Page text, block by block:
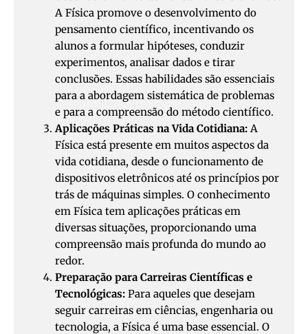
A Física promove o desenvolvimento do
pensamento científico, incentivando os
alunos a formular hipóteses, conduzir
experimentos, analisar dados e tirar
conclusões. Essas habilidades são essenciais
para a abordagem sistemática de problemas
e para a compreensão do método científico.
Aplicações Práticas na Vida Cotidiana: A
Física está presente em muitos aspectos da
vida cotidiana, desde o funcionamento de
dispositivos eletrônicos até os princípios por
trás de máquinas simples. O conhecimento
em Física tem aplicações práticas em
diversas situações, proporcionando uma
compreensão mais profunda do mundo ao
redor.
Preparação para Carreiras Científicas e
Tecnológicas: Para aqueles que desejam
seguir carreiras em ciências, engenharia ou
tecnologia, a Física é uma base essencial. O